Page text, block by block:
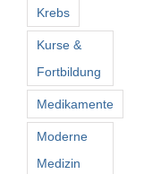
Krebs
Kurse &
Fortbildung
Medikamente
Moderne
Medizin